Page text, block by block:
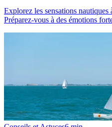
Explorez les sensations
Préparez-vous à des émotions